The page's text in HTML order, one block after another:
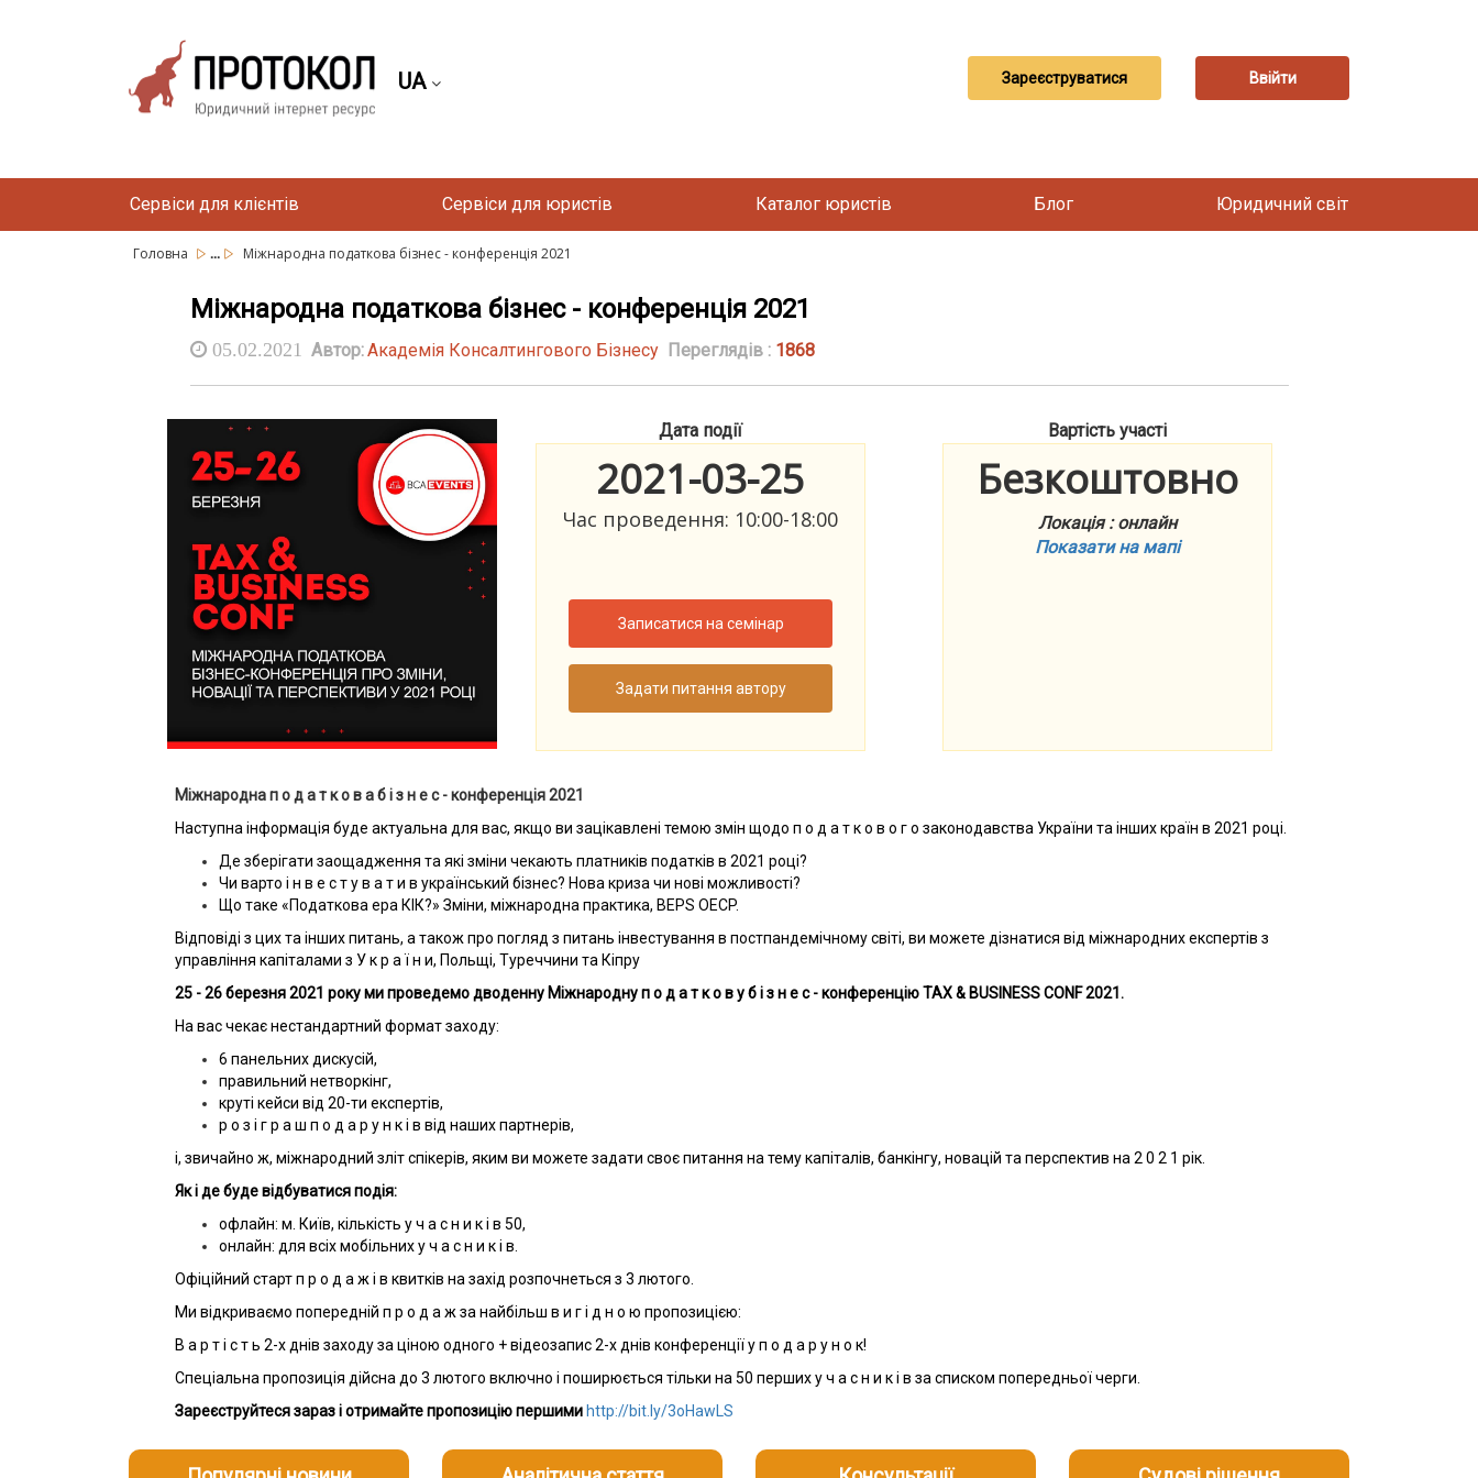
UA Зареєструватися Ввійти
Сервіси для клієнтів Сервіси для юристів Каталог юристів Блог Юридичний світ
Головна ... Міжнародна податкова бізнес - конференція 2021
Міжнародна податкова бізнес - конференція 2021
05.02.2021 Автор:Академія Консалтингового Бізнесу Переглядів : 1868
Дата події
2021-03-25
Час проведення: 10:00-18:00
Записатися на семінар
Задати питання автору
Вартість участі
Безкоштовно
Локація : онлайн
Показати на мапі
Міжнародна п о д а т к о в а б і з н е с - конференція 2021
Наступна інформація буде актуальна для вас, якщо ви зацікавлені темою змін щодо п о д а т к о в о г о законодавства України та інших країн в 2021 році.
Де зберігати заощадження та які зміни чекають платників податків в 2021 році?
Чи варто і н в е с т у в а т и в український бізнес? Нова криза чи нові можливості?
Що таке «Податкова ера КIК?» Зміни, міжнародна практика, BEPS OECP.
Відповіді з цих та інших питань, а також про погляд з питань інвестування в постпандемічномусвіті, ви можете дізнатися від міжнародних експертів з
управління капіталами з У к р а ї н и, Польщі, Туреччини та Кіпру
25 - 26 березня 2021 року ми проведемо дводенну Міжнародну п о д а т к о в у б і з н е с - конференцію TAX & BUSINESS CONF 2021.
На вас чекає нестандартний формат заходу:
6 панельних дискусій,
правильний нетворкінг,
круті кейси від 20-ти експертів,
р о з і г р а ш п о д а р у н к і в від наших партнерів,
і, звичайно ж, міжнародний зліт спікерів, яким ви можете задати своє питання на тему капіталів, банкінгу, новацій та перспектив на 2 0 2 1 рік.
Як і де буде відбуватися подія:
офлайн: м. Київ, кількість у ч а с н и к і в 50,
онлайн: для всіх мобільних у ч а с н и к і в.
Офіційний старт п р о д а ж і в квитків на захід розпочнеться з 3 лютого.
Ми відкриваємо попередній п р о д а ж за найбільш в и г і д н о ю пропозицією:
В а р т і с т ь 2-х днів заходу за ціною одного + відеозапис 2-х днів конференції у п о д а р у н о к!
Спеціальна пропозиція дійсна до 3 лютого включно і поширюється тільки на 50 перших у ч а с н и к і в за списком попередньої черги.
Зареєструйтеся зараз і отримайте пропозицію першими http://bit.ly/3oHawLS